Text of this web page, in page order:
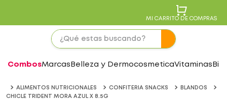
MI CARRITO DE COMPRAS
CombosMarcas Belleza y DermocosmeticaVitaminas
ALIMENTOS NUTRICIONALES CONFITERIA SNACKS
BLANDOS
CHICLE TRIDENT MORA AZUL X 8.5G